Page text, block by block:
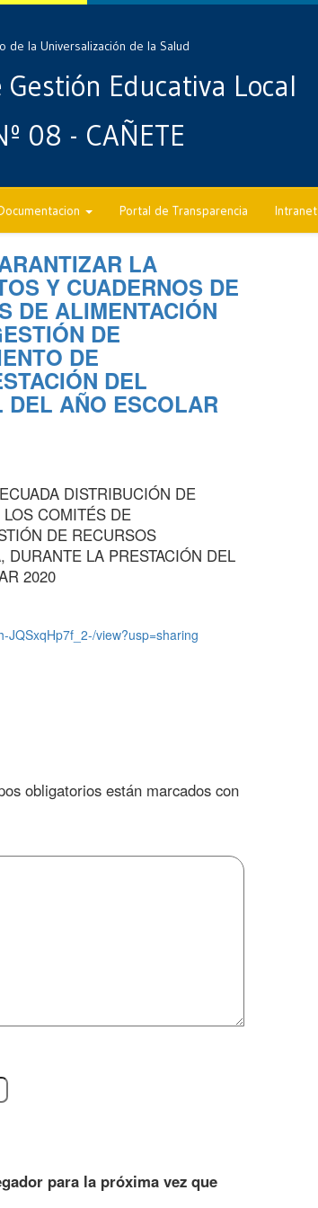
de la Universalización de la Salud
Educativa Local
08 - CAÑETE
Portal de Transparencia Intranet
LA
Y CUADERNOS DE
DE ALIMENTACIÓN
DE
DE
DEL
DEL AÑO ESCOLAR
DISTRIBUCIÓN DE
COMITÉS DE
DE RECURSOS
DURANTE LA PRESTACIÓN DEL
2020
JQSxqHp7f_2-/view?usp=sharing
obligatorios están marcados con
para la próxima vez que